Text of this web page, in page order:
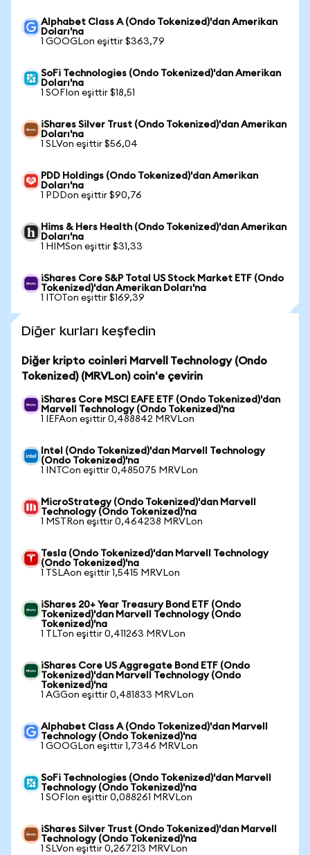
Alphabet Class A (Ondo Tokenized)'dan Amerikan
Doları'na
1 GOOGLon eşittir $363,79
SoFi Technologies (Ondo Tokenized)'dan Amerikan
Doları'na
1 SOFIon eşittir $18,51
iShares Silver Trust (Ondo Tokenized)'dan Amerikan
Doları'na
1 SLVon eşittir $56,04
PDD Holdings (Ondo Tokenized)'dan Amerikan
Doları'na
1 PDDon eşittir $90,76
Hims & Hers Health (Ondo Tokenized)'dan Amerikan
Doları'na
1 HIMSon eşittir $31,33
iShares Core S&P Total US Stock Market ETF (Ondo
Tokenized)'dan Amerikan Doları'na
1 ITOTon eşittir $169,39
Diğer kurları keşfedin
Diğer kripto coinleri Marvell Technology (Ondo
Tokenized) (MRVLon) coin'e çevirin
iShares Core MSCI EAFE ETF (Ondo Tokenized)'dan
Marvell Technology (Ondo Tokenized)'na
1 IEFAon eşittir 0,488842 MRVLon
Intel (Ondo Tokenized)'dan Marvell Technology
(Ondo Tokenized)'na
1 INTCon eşittir 0,485075 MRVLon
MicroStrategy (Ondo Tokenized)'dan Marvell
Technology (Ondo Tokenized)'na
1 MSTRon eşittir 0,464238 MRVLon
Tesla (Ondo Tokenized)'dan Marvell Technology
(Ondo Tokenized)'na
1 TSLAon eşittir 1,5415 MRVLon
iShares 20+ Year Treasury Bond ETF (Ondo
Tokenized)'dan Marvell Technology (Ondo
Tokenized)'na
1 TLTon eşittir 0,411263 MRVLon
iShares Core US Aggregate Bond ETF (Ondo
Tokenized)'dan Marvell Technology (Ondo
Tokenized)'na
1 AGGon eşittir 0,481833 MRVLon
Alphabet Class A (Ondo Tokenized)'dan Marvell
Technology (Ondo Tokenized)'na
1 GOOGLon eşittir 1,7346 MRVLon
SoFi Technologies (Ondo Tokenized)'dan Marvell
Technology (Ondo Tokenized)'na
1 SOFIon eşittir 0,088261 MRVLon
iShares Silver Trust (Ondo Tokenized)'dan Marvell
Technology (Ondo Tokenized)'na
1 SLVon eşittir 0,267213 MRVLon